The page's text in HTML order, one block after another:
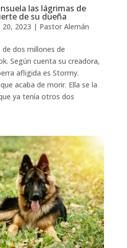
las lágrimas de
de su dueña
20, 2023 | Pastor Alemán
dos millones de
Según cuenta su creadora,
afligida es Stormy.
acaba de morir. Ella se la
ya tenía otros dos